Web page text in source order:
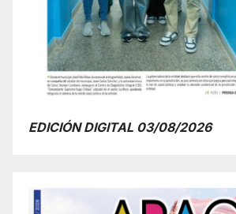
EDICIÓN DIGITAL 03/08/2026